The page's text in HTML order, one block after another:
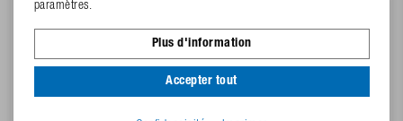
2 Variantes
Abreuvoir Mod. 46-MS¾" 24 V,
80 W
100.1275
Abreuvoir MINICUP chauffant
Mod. 127K-H, 24 V, 40 W
paramètres.
Plus d'information
Accepter tout